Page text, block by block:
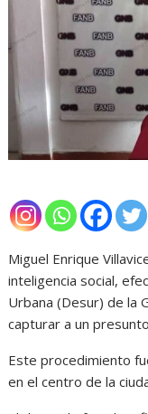
Miguel Enrique
inteligencia social,
Urbana (Desur) de la
capturar a un
Este procedimiento
en el centro de la